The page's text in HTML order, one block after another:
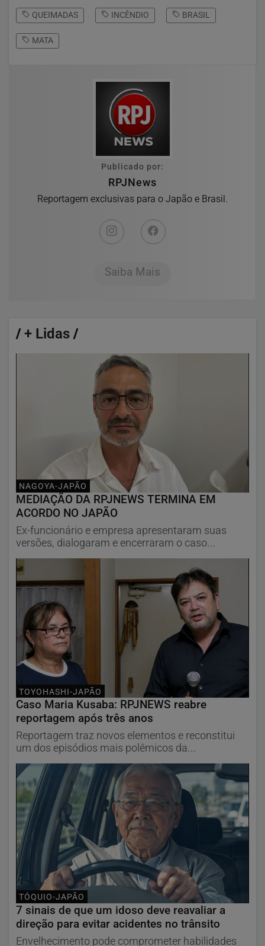
QUEIMADAS INCÊNDIO BRASIL
MATA
Publicado por:
RPJNews
Reportagem exclusivas para o Japão e Brasil.
Saiba Mais
/ + Lidas /
NAGOYA-JAPÃO
MEDIAÇÃO DA RPJNEWS TERMINA EM
ACORDO NO JAPÃO
Ex-funcionário e empresa apresentaram suas
versões, dialogaram e encerraram o caso...
TOYOHASHI-JAPÃO
Caso Maria Kusaba: RPJNEWS reabre
reportagem após três anos
Reportagem traz novos elementos e reconstitui
um dos episódios mais polêmicos da...
TÓQUIO-JAPÃO
7 sinais de que um idoso deve reavaliar a
direção para evitar acidentes no trânsito
Envelhecimento pode comprometer habilidades